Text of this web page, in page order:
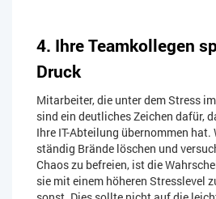
4. Ihre Teamkollegen
Druck
Mitarbeiter, die unter dem Stress
sind ein deutliches Zeichen dafür,
Ihre IT-Abteilung übernommen
ständig Brände löschen und
Chaos zu befreien, ist die
sie mit einem höheren Stresslevel